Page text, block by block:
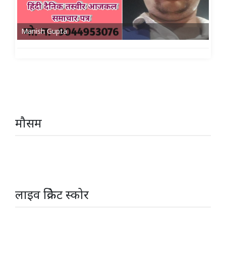
Manish Gupta
मौसम
लाइव क्रिकेट स्कोर